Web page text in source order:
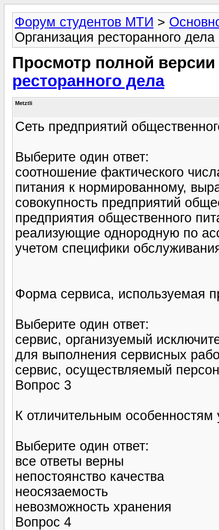
Форум студентов МТИ >
Организация ресторанного дела
Просмотр полной
ресторанного дела
Metztli
Сеть предприятий
Выберите один ответ:
соотношение фактического
питания к нормированному,
совокупность предприятий
предприятия общественного
реализующие однородную по
учетом специфики
Форма сервиса, используемая
Выберите один ответ:
сервис, организуемый
для выполнения сервисных
сервис, осуществляемый
Вопрос 3
К отличительным особенностям
Выберите один ответ:
все ответы верны
непостоянство качества
неосязаемость
невозможность хранения
Вопрос 4